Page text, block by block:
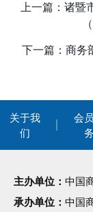
上一篇：诸暨
下一篇：商务
关于我
们
会
务
主办单位： 中国
承办单位： 中国